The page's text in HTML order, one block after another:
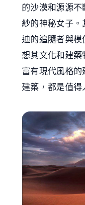
的沙漠和源源
紗的神秘女子。
迪的追隨者與模
想其文化和建築
富有現代風格
建築，都是值得